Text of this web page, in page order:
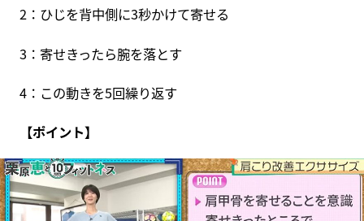
2：ひじを背中側に3秒かけて寄せる
3：寄せきったら腕を落とす
4：この動きを5回繰り返す
【ポイント】